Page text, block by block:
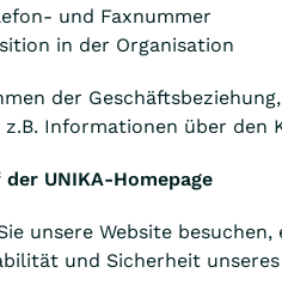
und Faxnummer
in der Organisation
der
z.B. Informationen über den
UNIKA-Homepage
unsere Website
und Sicherheit